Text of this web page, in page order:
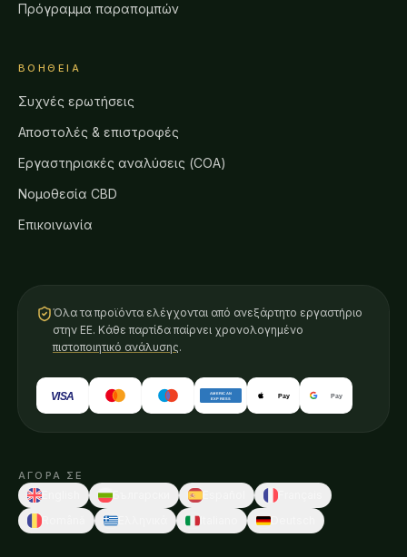
Πρόγραμμα παραπομπών
ΒΟΉΘΕΙΑ
Συχνές ερωτήσεις
Αποστολές & επιστροφές
Εργαστηριακές αναλύσεις (COA)
Νομοθεσία CBD
Επικοινωνία
Όλα τα προϊόντα ελέγχονται από ανεξάρτητο εργαστήριο
στην ΕΕ. Κάθε παρτίδα παίρνει χρονολογημένο
πιστοποιητικό ανάλυσης.
VISA AMERICAN
EXPRESS Pay Pay
ΑΓΌΡΑ ΣΕ